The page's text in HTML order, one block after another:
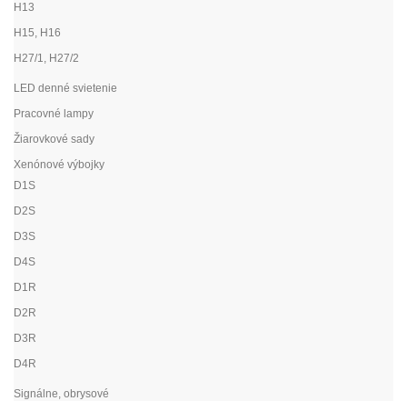
H13
H15, H16
H27/1, H27/2
LED denné svietenie
Pracovné lampy
Žiarovkové sady
Xenónové výbojky
D1S
D2S
D3S
D4S
D1R
D2R
D3R
D4R
Signálne, obrysové